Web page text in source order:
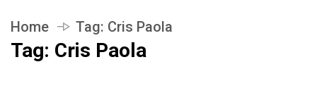
Home Tag: Cris Paola
Tag: Cris Paola